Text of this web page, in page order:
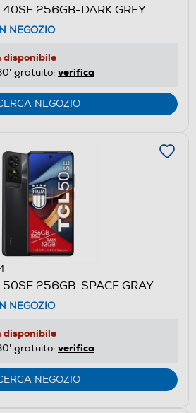
256GB-DARK GREY
NEGOZIO
disponibile
gratuito: verifica
NEGOZIO
256GB-SPACE GRAY
NEGOZIO
disponibile
gratuito: verifica
NEGOZIO